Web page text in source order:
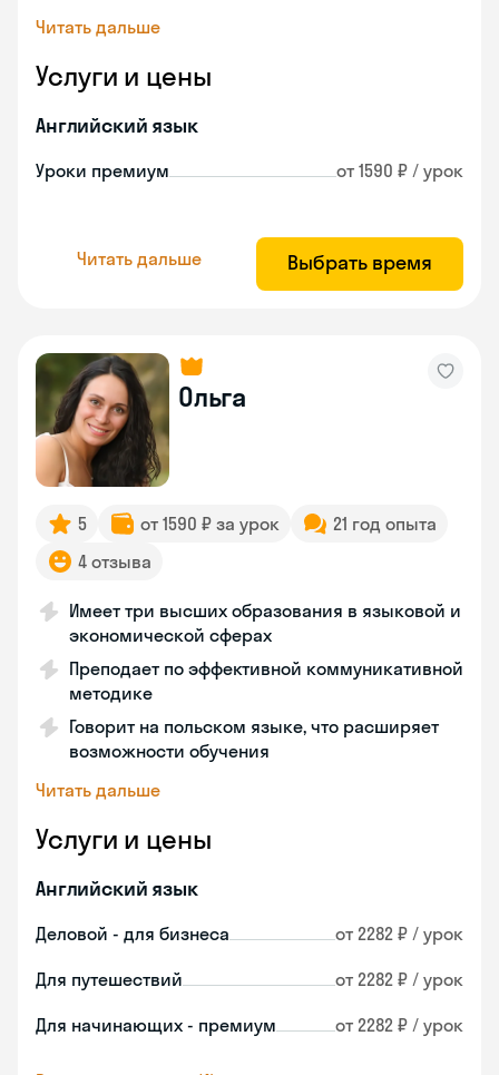
Читать дальше
Услуги и цены
Английский язык
Уроки премиум от 1590 ₽ / урок
Читать дальше Выбрать время
Ольга
5 от 1590 ₽ за урок
21 год опыта
4 отзыва
Имеет три высших образования в языковой и
экономической сферах
Преподает по эффективной коммуникативной
методике
Говорит на польском языке, что расширяет
возможности обучения
Читать дальше
Услуги и цены
Английский язык
Деловой - для бизнеса от 2282 ₽ / урок
Для путешествий от 2282 ₽ / урок
Для начинающих - премиум от 2282 ₽ / урок